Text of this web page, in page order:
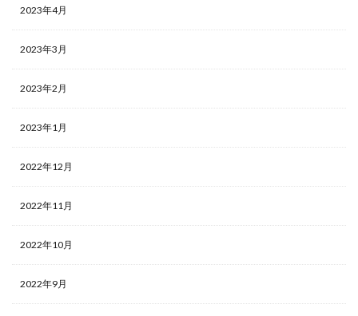
2023年4月
2023年3月
2023年2月
2023年1月
2022年12月
2022年11月
2022年10月
2022年9月